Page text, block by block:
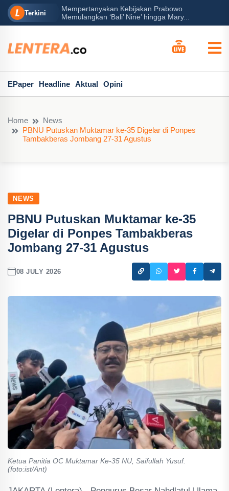
Terkini
Mempertanyakan Kebijakan Prabowo
Memulangkan ‘Bali’ Nine’ hingga Mary...
EPaper Headline Aktual Opini
Home
News
PBNU Putuskan Muktamar ke-35 Digelar di Ponpes
Tambakberas Jombang 27-31 Agustus
NEWS
PBNU Putuskan Muktamar ke-35
Digelar di Ponpes Tambakberas
Jombang 27-31 Agustus
08 JULY 2026
Ketua Panitia OC Muktamar Ke-35 NU, Saifullah Yusuf.
(foto:ist/Ant)